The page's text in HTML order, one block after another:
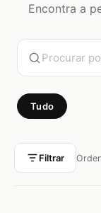
Encontra a
Tudo
Filtrar